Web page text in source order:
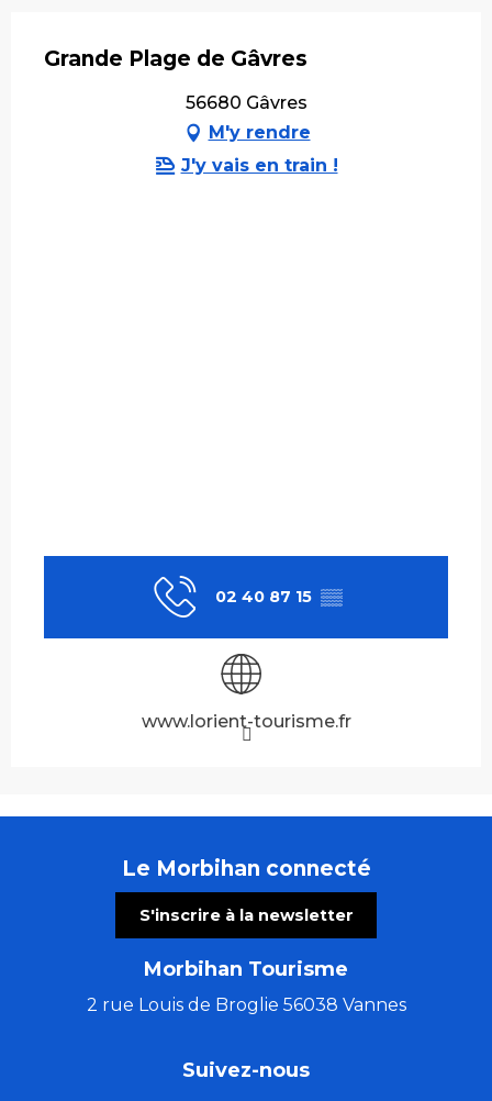
Grande Plage de Gâvres
56680 Gâvres
M'y rendre
J'y vais en train !
02 40 87 15 ▒▒
www.lorient-tourisme.fr
Le Morbihan connecté
S'inscrire à la newsletter
Morbihan Tourisme
2 rue Louis de Broglie 56038 Vannes
Suivez-nous